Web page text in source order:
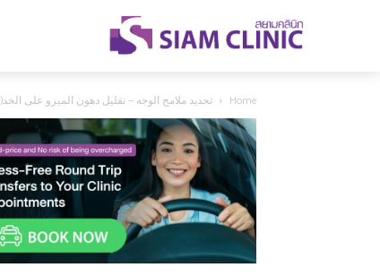
Home تحديد ملامح الوجه – تقليل دهون الميزو على الخد(Mesofat Service)